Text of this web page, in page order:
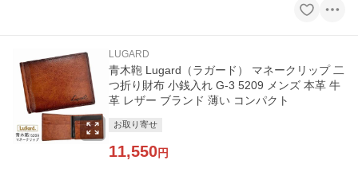
LUGARD
青木鞄 Lugard（ラガード） マネークリップ 二
つ折り財布 小銭入れ G-3 5209 メンズ 本革 牛
革 レザー ブランド 薄い コンパクト
お取り寄せ
11,550円